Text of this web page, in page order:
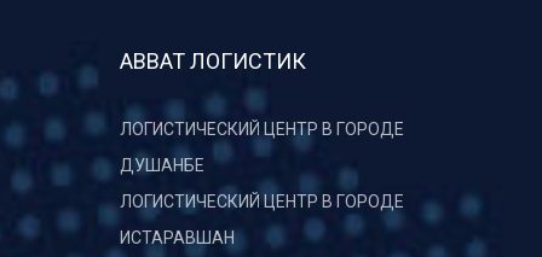
АВВАТ ЛОГИСТИК
ЛОГИСТИЧЕСКИЙ ЦЕНТР В ГОРОДЕ
ДУШАНБЕ
ЛОГИСТИЧЕСКИЙ ЦЕНТР В ГОРОДЕ
ИСТАРАВШАН